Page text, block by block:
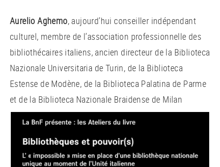
Aurelio Aghemo, aujourd’hui conseiller indépendant
culturel, membre de l’association professionnelle des
bibliothécaires italiens, ancien directeur de la Biblioteca
Nazionale Universitaria de Turin, de la Biblioteca
Estense de Modène, de la Biblioteca Palatina de Parme
et de la Biblioteca Nazionale Braidense de Milan